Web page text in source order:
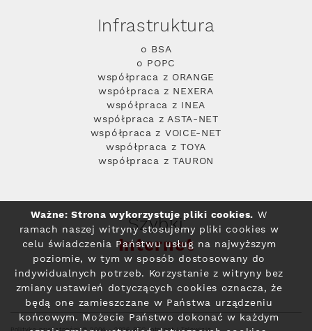
Infrastruktura
o BSA
o POPC
współpraca z ORANGE
współpraca z NEXERA
współpraca z INEA
współpraca z ASTA-NET
współpraca z VOICE-NET
współpraca z TOYA
współpraca z TAURON
Szybki
Internet
Ważne: Strona wykorzystuje pliki cookies. W
ramach naszej witryny stosujemy pliki cookies w
celu świadczenia Państwu usług na najwyższym
poziomie, w tym w sposób dostosowany do
indywidualnych potrzeb. Korzystanie z witryny bez
zmiany ustawień dotyczących cookies oznacza, że
będą one zamieszczane w Państwa urządzeniu
końcowym. Możecie Państwo dokonać w każdym